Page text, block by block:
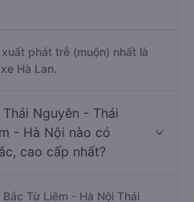
phát trễ (muộn) nhất là
Hà Lan.
Nguyên - Thái
- Hà Nội nào có
cao cấp nhất?
Từ Liêm - Hà Nội Thái